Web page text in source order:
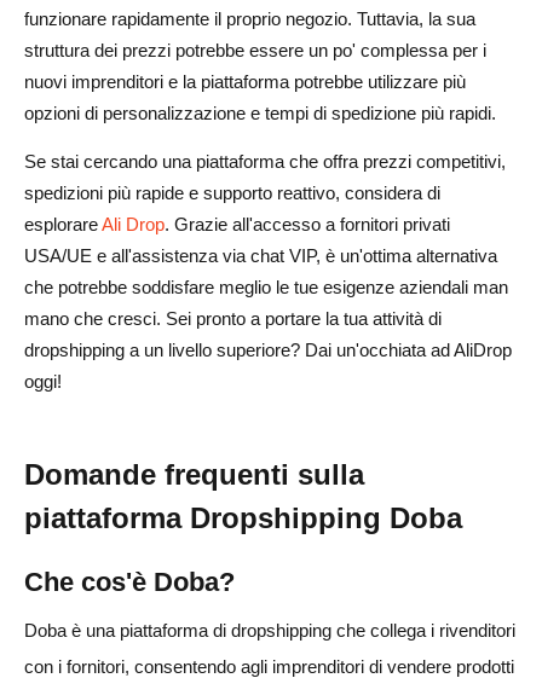
funzionare rapidamente il proprio negozio. Tuttavia, la sua
struttura dei prezzi potrebbe essere un po' complessa per i
nuovi imprenditori e la piattaforma potrebbe utilizzare più
opzioni di personalizzazione e tempi di spedizione più rapidi.
Se stai cercando una piattaforma che offra prezzi competitivi,
spedizioni più rapide e supporto reattivo, considera di
esplorareAli Drop. Grazie all'accesso a fornitori privati
USA/UE e all'assistenza via chat VIP, è un'ottima alternativa
che potrebbe soddisfare meglio le tue esigenze aziendali man
mano che cresci. Sei pronto a portare la tua attività di
dropshipping a un livello superiore? Dai un'occhiata ad AliDrop
oggi!
Domande frequenti sulla
piattaforma Dropshipping Doba
Che cos'è Doba?
Doba è una piattaforma di dropshipping che collega i rivenditori
con i fornitori, consentendo agli imprenditori di vendere prodotti